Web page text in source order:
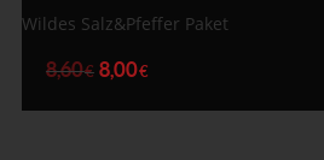
Wildes Salz&Pfeffer Paket
8,60€ 8,00€